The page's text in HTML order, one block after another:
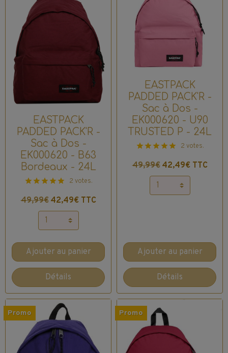
EASTPACK
PADDED PACK'R -
Sac à Dos -
EK000620 - B63
Bordeaux - 24L
2 votes.
49,99€ 42,49€ TTC
Ajouter au panier
Détails
EASTPACK
PADDED PACK'R -
Sac à Dos -
EK000620 - U90
TRUSTED P - 24L
2 votes.
49,99€ 42,49€ TTC
Ajouter au panier
Détails
Promo Promo